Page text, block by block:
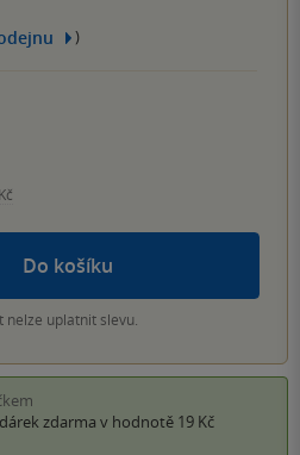
)
Do košíku
nelze uplatnit slevu.
dárek zdarma v hodnotě 19 Kč